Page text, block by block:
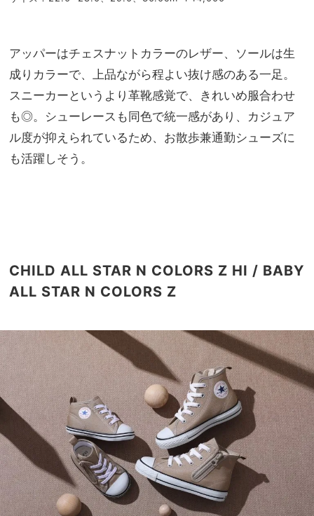
アッパーはチェスナットカラーのレザー、ソールは生
成りカラーで、上品ながら程よい抜け感のある一足。
スニーカーというより革靴感覚で、きれいめ服合わせ
も◎。シューレースも同色で統一感があり、カジュア
ル度が抑えられているため、お散歩兼通勤シューズに
も活躍しそう。
CHILD ALL STAR N COLORS Z HI / BABY
ALL STAR N COLORS Z